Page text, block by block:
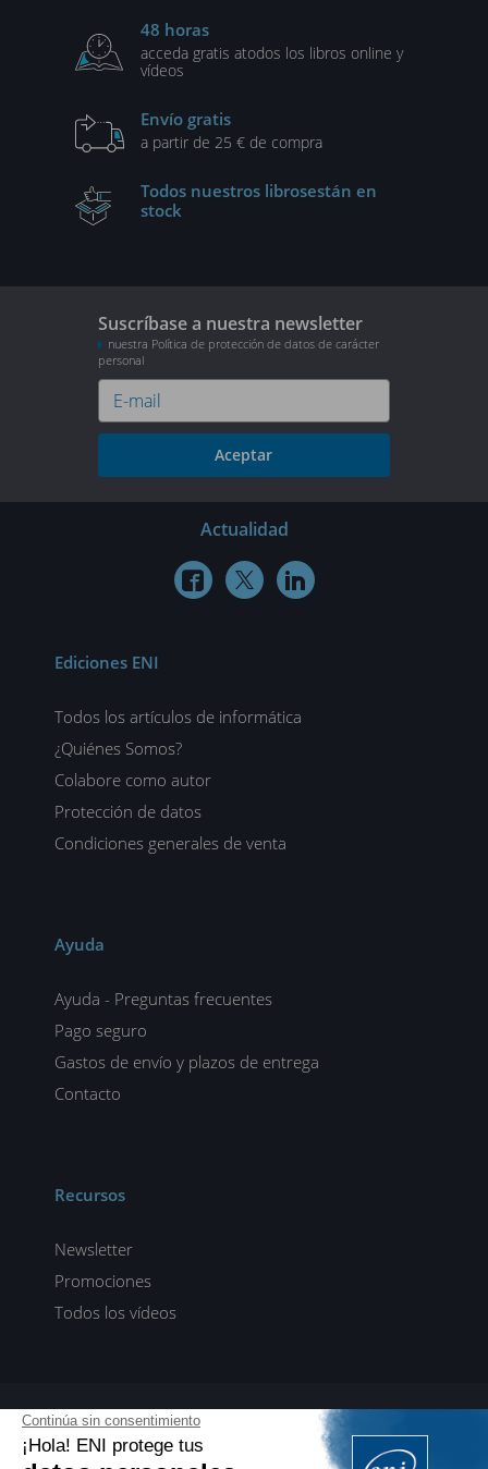
48 horas
acceda gratis atodos los libros online y
vídeos
Envío gratis
a partir de 25 € de compra
Todos nuestros librosestán en
stock
Suscríbase a nuestra newsletter
nuestra Política de protección de datos de carácter
personal
Aceptar
Actualidad
  
Ediciones ENI
Todos los artículos de informática
¿Quiénes Somos?
Colabore como autor
Protección de datos
Condiciones generales de venta
Ayuda
Ayuda - Preguntas frecuentes
Pago seguro
Gastos de envío y plazos de entrega
Contacto
Recursos
Newsletter
Promociones
Todos los vídeos
ENI elearning
E-formaciones en 5 idiomas